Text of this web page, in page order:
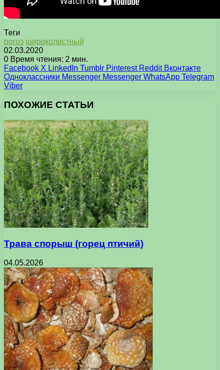
Теги
рогоз широколистный
02.03.2020
0 Время чтения: 2 мин.
Facebook X LinkedIn Tumblr Pinterest Reddit Вконтакте
Одноклассники Messenger Messenger WhatsApp Telegram
Viber
ПОХОЖИЕ СТАТЬИ
Трава спорыш (горец птичий)
04.05.2026